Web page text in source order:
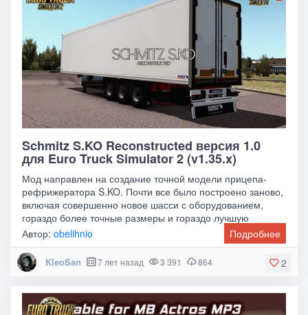
Schmitz S.KO Reconstructed версия 1.0
для Euro Truck Simulator 2 (v1.35.x)
Мод направлен на создание точной модели прицепа-
рефрижератора S.KO. Почти все было построено заново,
включая совершенно новое шасси с оборудованием,
гораздо более точные размеры и гораздо лучшую
Автор:obelihnio Подробнее
2
KleoSan 7 лет назад 3 391 864